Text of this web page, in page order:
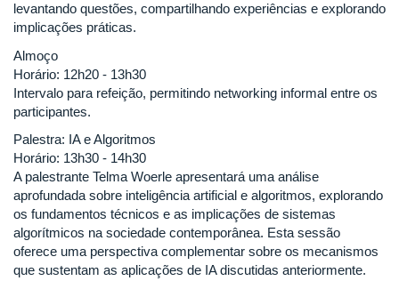
levantando questões, compartilhando experiências e explorando
implicações práticas.
Almoço
Horário: 12h20 - 13h30
Intervalo para refeição, permitindo networking informal entre os
participantes.
Palestra: IA e Algoritmos
Horário: 13h30 - 14h30
A palestrante Telma Woerle apresentará uma análise
aprofundada sobre inteligência artificial e algoritmos, explorando
os fundamentos técnicos e as implicações de sistemas
algorítmicos na sociedade contemporânea. Esta sessão
oferece uma perspectiva complementar sobre os mecanismos
que sustentam as aplicações de IA discutidas anteriormente.